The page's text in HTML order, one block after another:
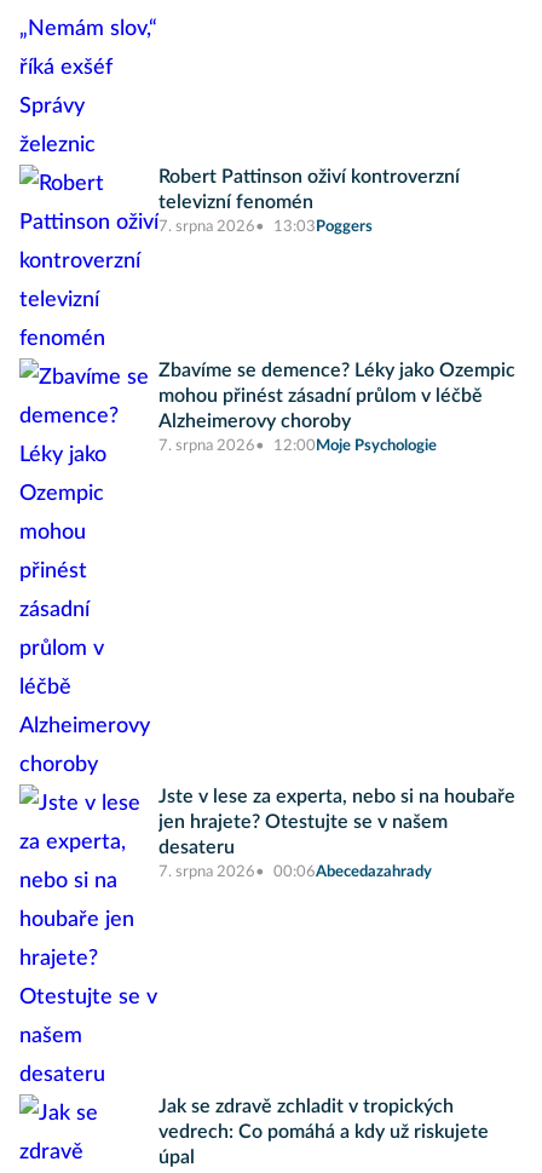
Robert Pattinson oživí kontroverzní
televizní fenomén
7. srpna 2026 13:03 Poggers
Zbavíme se demence? Léky jako Ozempic
mohou přinést zásadní průlom v léčbě
Alzheimerovy choroby
7. srpna 2026 12:00 Moje Psychologie
Jste v lese za experta, nebo si na houbaře
jen hrajete? Otestujte se v našem
desateru
7. srpna 2026 00:06Abecedazahrady
Jak se zdravě zchladit v tropických
vedrech: Co pomáhá a kdy už riskujete
úpal